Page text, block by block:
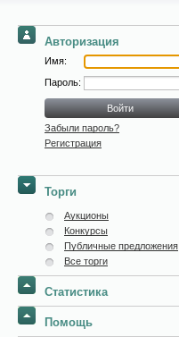
Авторизация
Имя:
Пароль:
Забыли пароль?
Регистрация
Торги
Аукционы
Конкурсы
Публичные предложения
Все торги
Статистика
Помощь